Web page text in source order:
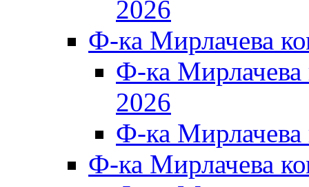
2026
Ф-ка Мирлачева
Ф-ка
2026
Ф-ка
Ф-ка Мирлачева